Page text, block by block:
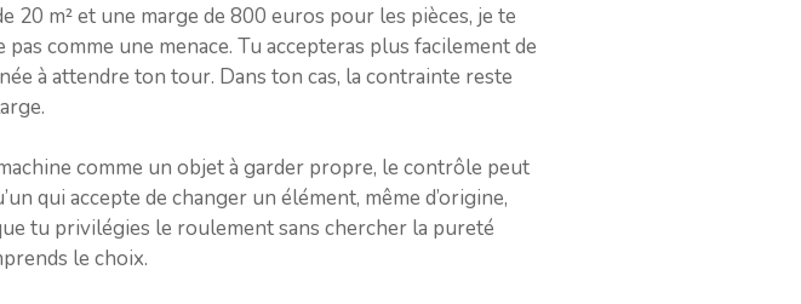
20 m² et une marge de 800 euros pour les pièces, je te
comme une menace. Tu accepteras plus facilement de
à attendre ton tour. Dans ton cas, la contrainte reste
comme un objet à garder propre, le contrôle peut
qui accepte de changer un élément, même d’origine,
tu privilégies le roulement sans chercher la pureté
le choix.